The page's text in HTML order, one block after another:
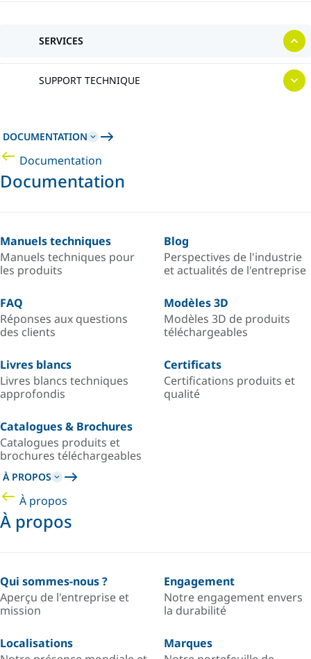
SERVICES
SUPPORT TECHNIQUE
DOCUMENTATION
Documentation
Documentation
Manuels techniques
Manuels techniques pour
les produits
Blog
Perspectives de l'industrie
et actualités de l'entreprise
FAQ
Réponses aux questions
des clients
Modèles 3D
Modèles 3D de produits
téléchargeables
Livres blancs
Livres blancs techniques
approfondis
Certificats
Certifications produits et
qualité
Catalogues & Brochures
Catalogues produits et
brochures téléchargeables
À PROPOS
À propos
À propos
Qui sommes-nous ?
Aperçu de l'entreprise et
mission
Engagement
Notre engagement envers
la durabilité
Localisations
Marques